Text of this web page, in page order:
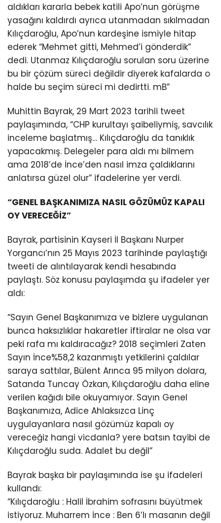
aldıkları kararla bebek katili Apo’nun görüşme
yasağını kaldırdı ayrıca utanmadan sıkılmadan
Kılıçdaroğlu, Apo’nun kardeşine ismiyle hitap
ederek “Mehmet gitti, Mehmed’i gönderdik”
dedi. Utanmaz Kılıçdaroğlu sorulan soru üzerine
bu bir çözüm süreci değildir diyerek kafalarda o
halde bu seçim süreci mi dedirtti. mB”
Muhittin Bayrak, 29 Mart 2023 tarihli tweet
paylaşımında, “CHP kurultayı şaibeliymiş, savcılık
inceleme başlatmış… Kılıçdaroğlu da tanıklık
yapacakmış. Delegeler para aldı mı bilmem
ama 2018’de İnce’den nasıl imza çaldıklarını
anlatırsa güzel olur” ifadelerine yer verdi.
“GENEL BAŞKANIMIZA NASIL GÖZÜMÜZ KAPALI
OY VERECEĞİZ”
Bayrak, partisinin Kayseri İl Başkanı Nurper
Yorgancı’nın 25 Mayıs 2023 tarihinde paylaştığı
tweeti de alıntılayarak kendi hesabında
paylaştı. Söz konusu paylaşımda şu ifadeler yer
aldı:
“Sayın Genel Başkanımıza ve bizlere uygulanan
bunca haksızlıklar hakaretler iftiralar ne olsa var
peki rafa mı kaldıracağız? 2018 seçimleri Zaten
Sayın İnce%58,2 kazanmıştı yetkilerini çaldılar
saraya sattılar, Bülent Arınca 95 milyon dolara,
Satanda Tuncay Özkan, Kılıçdaroğlu daha eline
verilen kağıdı bile okuyamıyor. Sayın Genel
Başkanımıza, Adice Ahlaksızca Linç
uygulayanlara nasıl gözümüz kapalı oy
vereceğiz hangi vicdanla? yere batsın tayibi de
Kılıçdaroğlu suda. Adalet bu değil”
Bayrak başka bir paylaşımında ise şu ifadeleri
kullandı:
“Kılıçdaroğlu : Halil İbrahim sofrasını büyütmek
istiyoruz. Muharrem İnce : Ben 6’lı masanın değil